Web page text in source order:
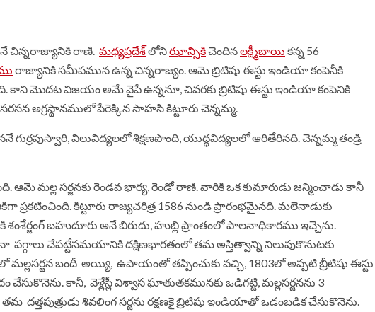
చిన్నరాజ్యానికిరాణి మధ్యప్రదేశ్లోనిఝాన్సికిచెందినలక్ష్మీబాయి కన్న 56
రాజ్యానికిసమీపమునఉన్న చిన్నరాజ్యం ఆమెబ్రిటిషు ఈస్టు ఇండియాకంపెనీకి
కానిమొదటవిజయంఅమేవైపేఉన్ననూ చివరకు బ్రిటిషు ఈస్టు ఇండియాకంపెనికి
సరసనఅగ్రస్థానములోపేరెక్కినసాహసికిట్టూరు చెన్నమ్మ
గుర్రపుస్వారి విలువిద్యలలోశిక్షణపొంది యుద్ధవిద్యలలోఆరితేరినది చెన్నమ్మతండ్రి
ఆమెమల్లసర్జనకు రెండవభార్య రెండోరాణి వారికిఒకకుమారుడు జన్మించాడు కానీ
ప్రకటించింది కిట్టూరు రాజ్యచరిత్ర 1586 నుండిప్రారంభమైనది మలెనాడుకు
శంశేర్జంగ్బహుదూరు అనేబిరుదు హుబ్లిప్రాంతంలోపాలనాధికారము ఇచ్చెను
పగ్గాలు చేపట్టేసమయానికిదక్షిణభారతంలోతమఅస్తిత్వాన్ని నిలుపుకొనుటకు
మల్లసర్జనబందీ అయ్యి ఉపాయంతోతప్పించుకు వచ్చి, 1803లోఅప్పటిబ్రీటిషు ఈస్టు
చేసుకొనెను కానీ, వెళ్లేస్లీ విశ్వాసఘాతుతకమునకు ఒడిగట్టి మల్లసర్జనను 3
తమ దత్తపుత్రుడు శివలింగసర్జను రక్షణకైబ్రిటిషు ఇండియాతోఒడంబడికచేసుకొనెను